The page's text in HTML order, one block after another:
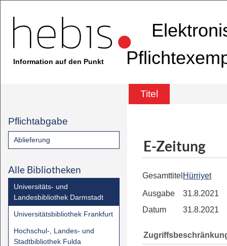
Information auf den Punkt
Titel
Pflichtabgabe
Ablieferung
Alle Bibliotheken
Universitäts- und
Landesbibliothek Darmstadt
Universitätsbibliothek Frankfurt
Hochschul-, Landes- und
Stadtbibliothek Fulda
E-Zeitung
Gesamttitel Hürriyet
Ausgabe
31.8.2021
Datum
31.8.2021